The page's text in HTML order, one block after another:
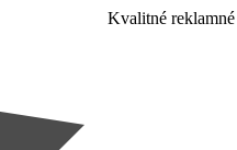
Kvalitné reklamné